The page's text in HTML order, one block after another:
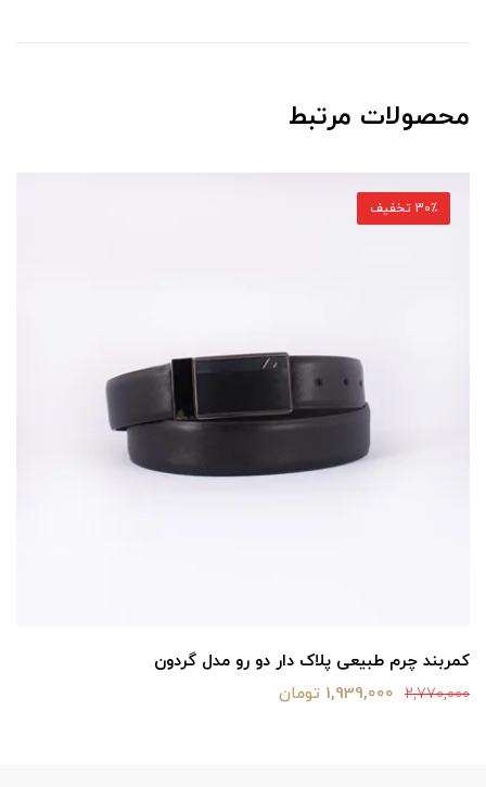
محصولات مرتبط
کمربند چرم طبیعی پلاک دار دو رو مدل گردون
2,770,000 1,939,000 تومان
30٪ تخفیف